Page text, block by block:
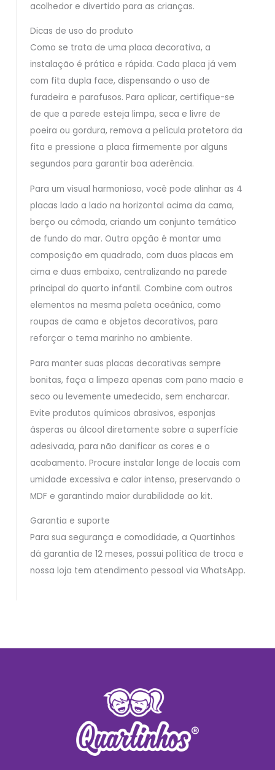
acolhedor e divertido para as crianças.
Dicas de uso do produto
Como se trata de uma placa decorativa, a
instalação é prática e rápida. Cada placa já vem
com fita dupla face, dispensando o uso de
furadeira e parafusos. Para aplicar, certifique-se
de que a parede esteja limpa, seca e livre de
poeira ou gordura, remova a película protetora da
fita e pressione a placa firmemente por alguns
segundos para garantir boa aderência.
Para um visual harmonioso, você pode alinhar as 4
placas lado a lado na horizontal acima da cama,
berço ou cômoda, criando um conjunto temático
de fundo do mar. Outra opção é montar uma
composição em quadrado, com duas placas em
cima e duas embaixo, centralizando na parede
principal do quarto infantil. Combine com outros
elementos na mesma paleta oceânica, como
roupas de cama e objetos decorativos, para
reforçar o tema marinho no ambiente.
Para manter suas placas decorativas sempre
bonitas, faça a limpeza apenas com pano macio e
seco ou levemente umedecido, sem encharcar.
Evite produtos químicos abrasivos, esponjas
ásperas ou álcool diretamente sobre a superfície
adesivada, para não danificar as cores e o
acabamento. Procure instalar longe de locais com
umidade excessiva e calor intenso, preservando o
MDF e garantindo maior durabilidade ao kit.
Garantia e suporte
Para sua segurança e comodidade, a Quartinhos
dá garantia de 12 meses, possui política de troca e
nossa loja tem atendimento pessoal via WhatsApp.